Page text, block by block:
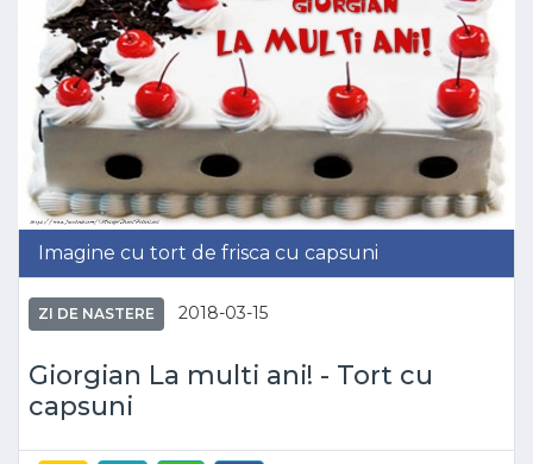
Imagine cu tort de frisca cu capsuni
ZI DE NASTERE 2018-03-15
Giorgian La multi ani! - Tort cu
capsuni